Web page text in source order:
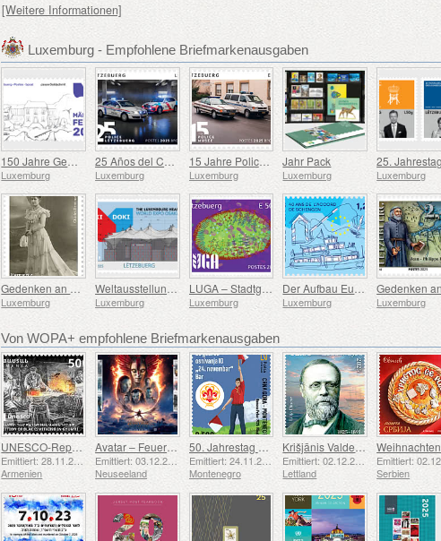
[Weitere Informationen]
Luxemburg - Empfohlene Briefmarkenausgaben
150 Jahre Gemeinde Mertzig
Luxemburg
25 Años del Cuerpo de Policía Gran Ducal
Luxemburg
15 Jahre Policemusée
Luxemburg
Jahr Pack
Luxemburg Luxemburg
Gedenken an Marguerite Mongenast-Servais
Luxemburg
Weltausstellung in Osaka
Luxemburg
LUGA – Stadtgarten Luxemburg
Luxemburg
Der Aufbau Europas
Luxemburg Luxemburg
Von WOPA+ empfohlene Briefmarkenausgaben
UNESCO-Repräsentative Liste des Immateriellen Kulturerbes der Menschheit – Schmiedetradition in Gyumri
Emittiert: 28.11.2025
Armenien
Avatar – Feuer und Asche
Neuseeland
50. Jahrestag der Gründung der Pfadfindergruppe „24. November Bar Scout“
Emittiert: 24.11.2025
Montenegro
Krišjānis Valdemārs
Lettland
Weihnachten
Serbien